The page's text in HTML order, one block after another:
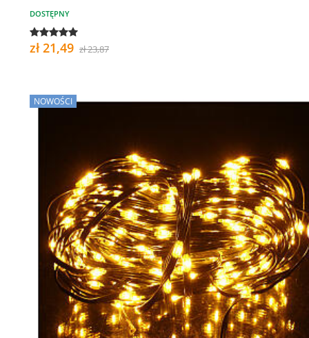
DOSTĘPNY
zł 21,49 zł 23,87
NOWOŚCI